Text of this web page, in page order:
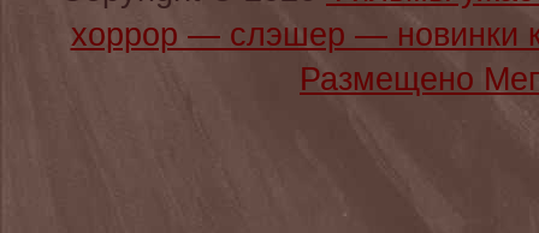
хоррор — слэшер —
Размещено